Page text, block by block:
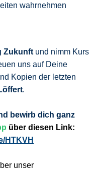
wahrnehmen
Zukunft und nimm Kurs
uns auf Deine
Kopien der letzten
.
bewirb dich ganz
über diesen Link:
HTKVH
unser